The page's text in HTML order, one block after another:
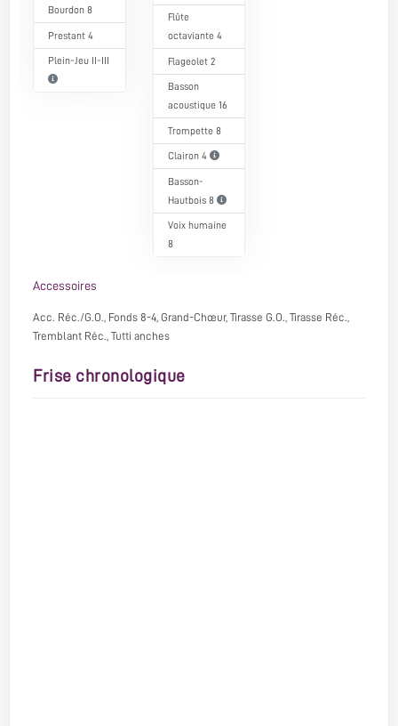
Bourdon 8
Prestant 4
Plein-Jeu II-III
Flûte
octaviante 4
Flageolet 2
Basson
acoustique 16
Trompette 8
Clairon 4
Basson-
Hautbois 8
Voix humaine
8
Accessoires
Acc. Réc./G.O., Fonds 8-4, Grand-Chœur, Tirasse G.O., Tirasse Réc.,
Tremblant Réc., Tutti anches
Frise chronologique